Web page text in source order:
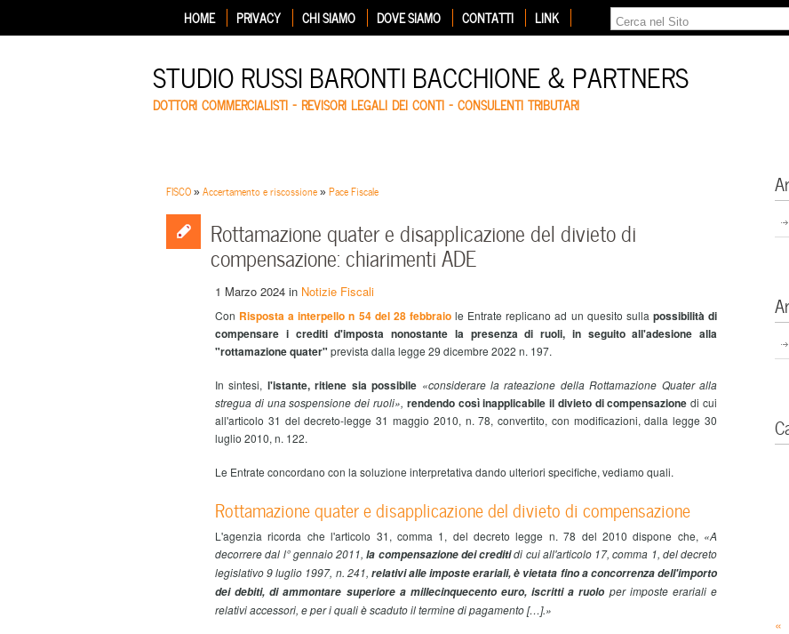
HOME PRIVACY CHI SIAMO DOVE SIAMO CONTATTI LINK
STUDIO RUSSI BARONTI BACCHIONE & PARTNERS
DOTTORI COMMERCIALISTI – REVISORI LEGALI DEI CONTI – CONSULENTI TRIBUTARI
FISCO»Accertamento e riscossione»Pace Fiscale
Rottamazione quater e disapplicazione del divieto di
compensazione: chiarimenti ADE
1 Marzo 2024 in Notizie Fiscali
Con Risposta a interpello n 54 del 28 febbraiole Entrate replicano ad un quesito sulla possibilità di
compensare i crediti d'imposta nonostante la presenza di ruoli, in seguito all'adesione alla
"rottamazione quater" prevista dalla legge 29 dicembre 2022 n. 197.
In sintesi, l'istante, ritiene sia possibile «considerare la rateazione della Rottamazione Quater alla
stregua di una sospensione dei ruoli», rendendo così inapplicabile il divieto di compensazione di cui
all'articolo 31 del decreto-legge 31 maggio 2010, n. 78, convertito, con modificazioni, dalla legge 30
luglio 2010, n. 122.
Le Entrate concordano con la soluzione interpretativa dando ulteriori specifiche, vediamo quali.
Rottamazione quater e disapplicazione del divieto di compensazione
L'agenzia ricorda che l'articolo 31, comma 1, del decreto legge n. 78 del 2010 dispone che, «A
decorrere dal l° gennaio 2011, la compensazione dei creditidi cui all'articolo 17, comma 1, del decreto
legislativo 9 luglio 1997, n. 241, relativi alle imposte erariali, è vietata fino a concorrenza dell'importo
dei debiti, di ammontare superiore a millecinquecento euro, iscritti a ruolo per imposte erariali e
relativi accessori, e per i quali è scaduto il termine di pagamento […].»
«